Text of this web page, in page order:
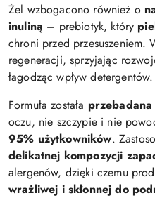
Żel wzbogacono również o
inuliną – prebiotyk, który
chroni przed przesuszeniem.
regeneracji, sprzyjając
łagodząc wpływ detergentów.
Formuła została
oczu, nie szczypie i nie
95% użytkowników.
delikatnej kompozycji
alergenów, dzięki czemu
wrażliwej i skłonnej do